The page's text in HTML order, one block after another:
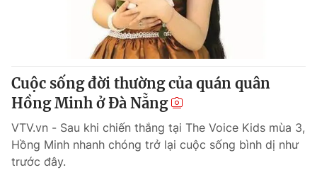
cấp ngày 29/12/2023
Vũ Thanh Thủy
Phó Tổng Biên tập:Nguyễn Thị Mỹ Hạnh, Phạm Quốc Thắng,
Nguyễn Trọng Ninh
Tổng đài VTV:024.38 355 931 - 024.38 355 932
Ðiện thoại Thời báo VTV: 024.66 897 897
Liên hệ quảng cáo:024-7300.7108
Cuộc sống đời thường của quán quân
Hồng Minh ở Đà Nẵng
VTV.vn - Sau khi chiến thắng tại The Voice Kids mùa 3,
Hồng Minh nhanh chóng trở lại cuộc sống bình dị như
trước đây.